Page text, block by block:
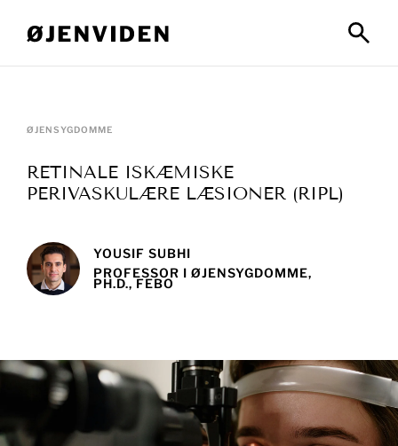
ØJENSYGDOMME
RETINALE ISKÆMISKE
PERIVASKULÆRE LÆSIONER (RIPL)
YOUSIF SUBHI
PROFESSOR I ØJENSYGDOMME,
PH.D., FEBO